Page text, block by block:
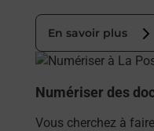
En savoir plus
En savoir plus
Numériser des
Vous cherchez à